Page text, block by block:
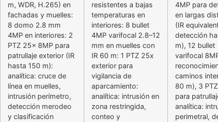
m, WDR, H.265) en
fachadas y muelles:
8 domo 2.8 mm
4MP en interiores: 2
PTZ 25x 8MP para
patrullaje exterior (IR
hasta 150 m):
analítica: cruce de
línea en muelles,
intrusión perímetro,
detección merodeo
y clasificación
resistentes a bajas
temperaturas en
interiores: 8 bullet
4MP varifocal 2.8–12
mm en muelles con
IR 60 m: 1 PTZ 25x
exterior para
vigilancia de
aparcamiento:
analítica: intrusión en
zona restringida,
conteo y
4MP para
en largas
(IR
detección
m), 12 bullet
varifocal
caminos
80 m), 3
para
analítica:
perimetral,